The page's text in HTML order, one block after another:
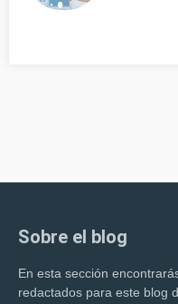
Sobre el blog
En esta sección
redactados para este blog